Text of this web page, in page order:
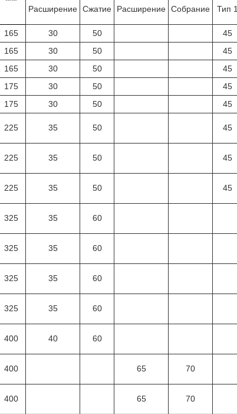
Расширение Сжатие Расширение Собрание Тип 1
165 30 50 45
165 30 50 45
165 30 50 45
175 30 50 45
175 30 50 45
225 35 50 45
225 35 50 45
225 35 50 45
325 35 60
325 35 60
325 35 60
325 35 60
400 40 60
400 65 70
400 65 70